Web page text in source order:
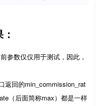
参数仅仅用于测试，因此，
返回的min_commission_rat
（后面简称max）都是一样